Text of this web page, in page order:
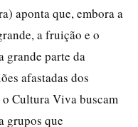
aponta que, embora a
a fruição e o
grande parte da
afastadas dos
Cultura Viva buscam
grupos que